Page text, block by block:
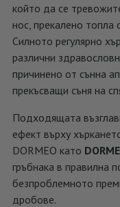
който да се
нос, прекалено топла
Силното регулярно
различни
причинено от сънна
прекъсващи съня на
Подходящата
ефект върху
DORMEO като
гръбнака в правилна
безпроблемното
дробове.